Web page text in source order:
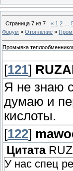
Страница 7 из 7 « 1 2
Форум » Отопление »
Промывка
[121]
Я не знаю
думаю и
кислоты.
[122]
Цитата
У нас спец